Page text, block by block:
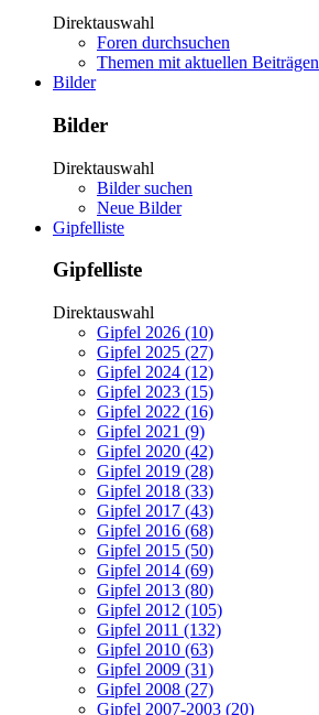
Direktauswahl
Foren durchsuchen
Themen mit aktuellen Beiträgen
Bilder
Bilder
Direktauswahl
Bilder suchen
Neue Bilder
Gipfelliste
Gipfelliste
Direktauswahl
Gipfel 2026 (10)
Gipfel 2025 (27)
Gipfel 2024 (12)
Gipfel 2023 (15)
Gipfel 2022 (16)
Gipfel 2021 (9)
Gipfel 2020 (42)
Gipfel 2019 (28)
Gipfel 2018 (33)
Gipfel 2017 (43)
Gipfel 2016 (68)
Gipfel 2015 (50)
Gipfel 2014 (69)
Gipfel 2013 (80)
Gipfel 2012 (105)
Gipfel 2011 (132)
Gipfel 2010 (63)
Gipfel 2009 (31)
Gipfel 2008 (27)
Gipfel 2007-2003 (20)